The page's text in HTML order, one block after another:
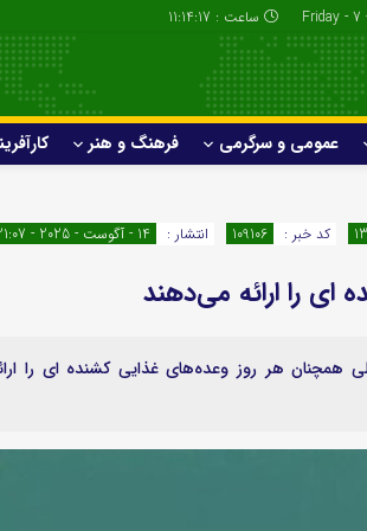
ساعت : 11:14:18
عمومی و سرگرمی فرهنگ و هنر
ارز بورس و
و هنر کارآفرینی
کشاورزی،
انتشار :
14 - آگوست - 2025 - 21:07 کد خبر : 109106
ای را ارائه می‌دهند
همچنان هر روز وعده‌های غذایی کشنده ای را